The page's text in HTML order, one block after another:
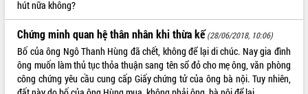
hút nữa không?
Chứng minh quan hệ thân nhân khi thừa kế (28/06/2018, 10:06)
Bố của ông Ngô Thanh Hùng đã chết, không để lại di chúc. Nay gia đình
ông muốn làm thủ tục thỏa thuận sang tên sổ đỏ cho mẹ ông, văn phòng
công chứng yêu cầu cung cấp Giấy chứng tử của ông bà nội. Tuy nhiên,